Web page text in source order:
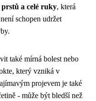
prstů a celé ruky, která
schopen udržet
také mírná bolest nebo
který vzniká v
projevem je také
- může být bledší než